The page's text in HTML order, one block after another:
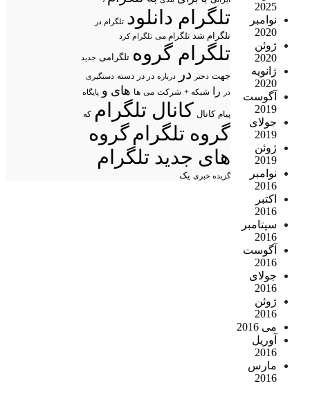
2025
نوامبر
2020
ژوئن
2020
ژانویه
2020
آگوست
2019
جولای
2019
ژوئن
2019
نوامبر
2016
اکتبر
2016
سپتامبر
2016
آگوست
2016
جولای
2016
ژوئن
2016
می 2016
آوریل
2016
مارس
2016
تلگرام دانلود تلگرام در
تلگرام شد تلگرام می تلگرام کرد
تلگرام گروه تلگرامی جدید
جهت دختر در درباره در در دسته دستگیری
در
را شبکه + شرکت می ها های و پایگاه
پیام کانال کانال تلگرام که
گروه تلگرامگروه
های جدید تلگرام
گزیده خبری یک